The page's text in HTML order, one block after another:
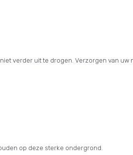
verder uit te drogen. Verzorgen van uw
op deze sterke ondergrond.